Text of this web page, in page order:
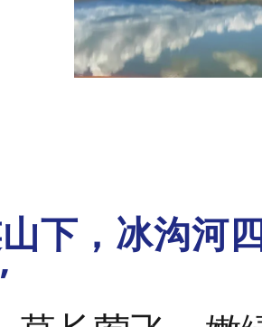
下，冰沟河